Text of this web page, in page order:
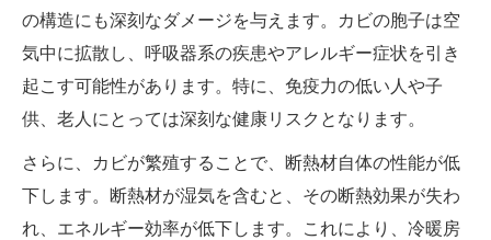
の構造にも深刻なダメージを与えます。カビの胞子は空
気中に拡散し、呼吸器系の疾患やアレルギー症状を引き
起こす可能性があります。特に、免疫力の低い人や子
供、老人にとっては深刻な健康リスクとなります。
さらに、カビが繁殖することで、断熱材自体の性能が低
下します。断熱材が湿気を含むと、その断熱効果が失わ
れ、エネルギー効率が低下します。これにより、冷暖房